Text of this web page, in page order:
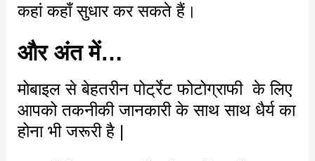
कहां कहाँ सुधार कर सकते हैं।
और अंत में…
मोबाइल से बेहतरीन पोर्ट्रेट फोटोग्राफी के लिए
आपको तकनीकी जानकारी के साथ साथ धैर्य का
होना भी जरूरी है |